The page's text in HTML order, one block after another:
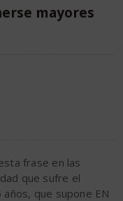
mayores
frase en las
que sufre el
que supone EN